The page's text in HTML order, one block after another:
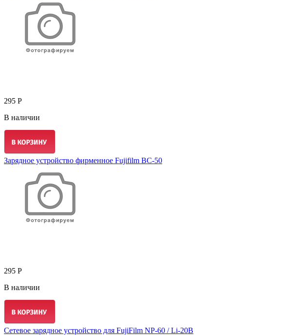
295 Р
В наличии
Зарядное устройство фирменное Fujifilm BC-50
295 Р
В наличии
Сетевое зарядное устройство для FujiFilm NP-60 / Li-20B